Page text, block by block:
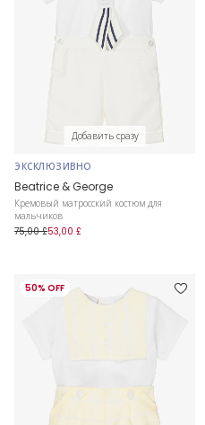
Добавить сразу
ЭКСКЛЮЗИВНО
Beatrice & George
Кремовый матросский костюм для
мальчиков
75,00 £53,00 £
50% OFF